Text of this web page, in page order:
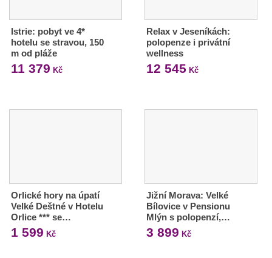
Istrie: pobyt ve 4*
hotelu se stravou, 150
m od pláže
11 379 Kč
Relax v Jeseníkách:
polopenze i privátní
wellness
12 545 Kč
Orlické hory na úpatí
Velké Deštné v Hotelu
Orlice *** se…
1 599 Kč
Jižní Morava: Velké
Bílovice v Pensionu
Mlýn s polopenzí,…
3 899 Kč